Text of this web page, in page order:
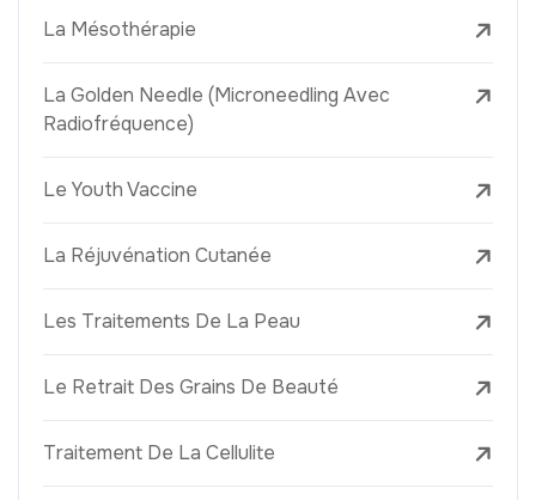
La Mésothérapie
La Golden Needle (Microneedling Avec
Radiofréquence)
Le Youth Vaccine
La Réjuvénation Cutanée
Les Traitements De La Peau
Le Retrait Des Grains De Beauté
Traitement De La Cellulite